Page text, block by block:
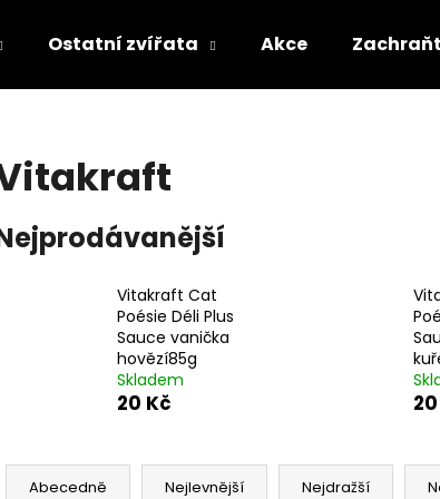
Ostatní zvířata Akce
Vitakraft Cat
Poésie Déli Plus
Sauce vanička
hovězí85g
Skladem
20 Kč
Ř
Abecedně Nejlevnější Nejdražší
Doporučujeme